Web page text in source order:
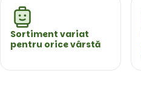
Sortiment variat
pentru orice vârstă